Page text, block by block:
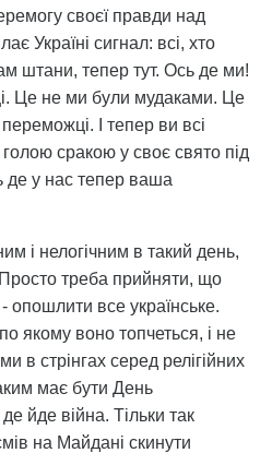
своєї правди над
Україні сигнал: всі, хто
штани, тепер тут. Ось де ми!
Це не ми були мудаками. Це
І тепер ви всі
сракою у своє свято під
де у нас тепер ваша
і нелогічним в такий день,
треба прийняти, що
опошлити все українське.
якому воно топчеться, і не
в стрінгах серед релігійних
має бути День
йде війна. Тільки так
на Майдані скинути